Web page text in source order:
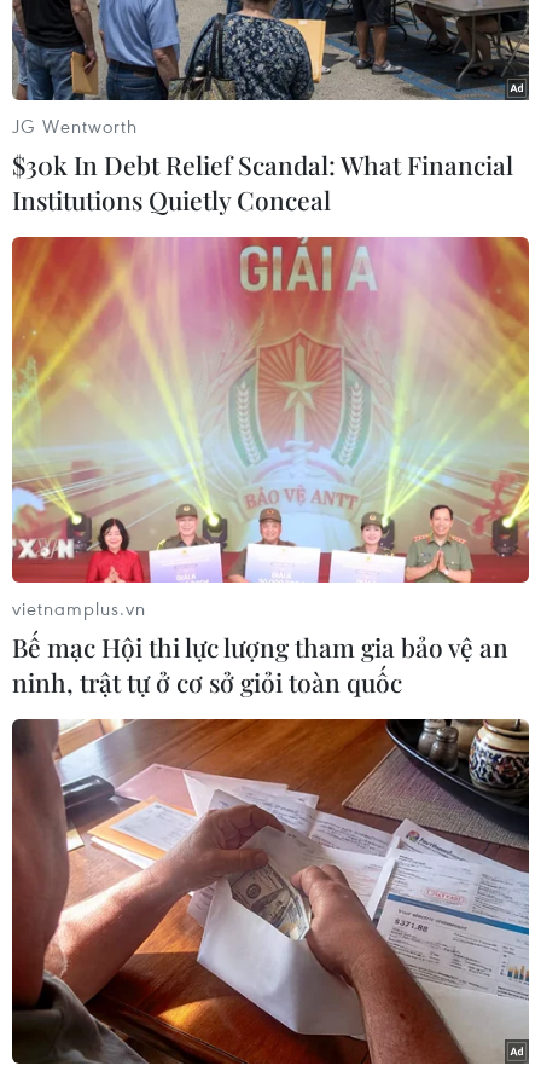
Khách thưởng thức hương vị của càphê Việt Nam. (Ảnh: Duy
Trinh/Trần Hiếu/TTXVN)
Ngày 24/9, Hội chợ thực phẩm quốc tế lần thứ 28
- World Food 2019 đã khai mạc tại trung tâm
triển làm và hội nghị Crocus City ở Moskva,
Liên bang Nga.
Theo phóng viên TTXVN thường trú tại Moskva,
năm nay, theo chương trình Xúc tiến thương
mại quốc gia, Trung tâm Xúc tiến thương mại
Nông nghiệp của Bộ Nông nghiệp và Phát triển
Nông thôn đã tổ chức và hỗ trợ khoảng 10
doanh nghiệp Việt Nam tham dự và trưng bày
sản phẩm tại hội chợ.
Một số doanh nghiệp khác tự tổ chức triển khai
tham gia hội chợ để tiếp thị. Nhóm 10 doanh
nghiệp Việt Nam mang sang triển làm nhiều
mẫu mã sản phẩm đa dạng, từ càphê, bia, nông
lâm thủy hải sản, đến hạt tiêu, gia vị, nước ép
hoa quả, hạt điều...
JG Wentworth
$30k In Debt Relief Scandal: What Financial
Institutions Quietly Conceal
vietnamplus.vn
Bế mạc Hội thi lực lượng tham gia bảo vệ an
ninh, trật tự ở cơ sở giỏi toàn quốc